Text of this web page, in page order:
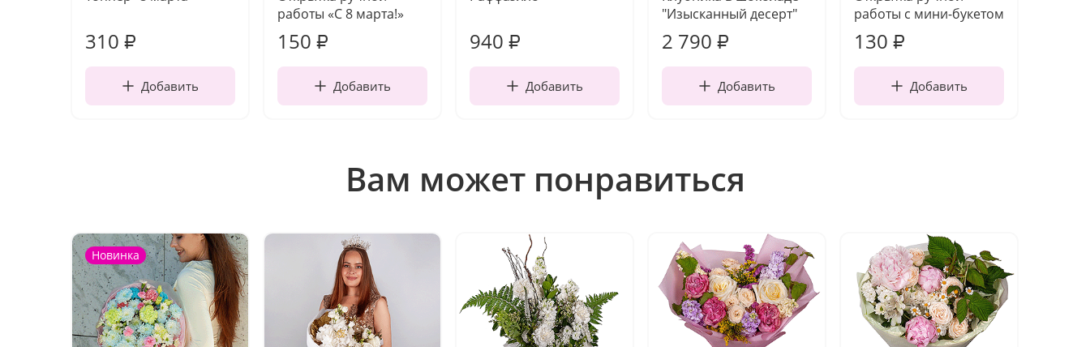
310 ₽
Добавить
работы «С 8 марта!»
150 ₽
Добавить
940 ₽
Добавить
"Изысканный десерт"
2 790 ₽
Добавить
работы с мини-букетом
130 ₽
Добавить
Вам может понравиться
Новинка